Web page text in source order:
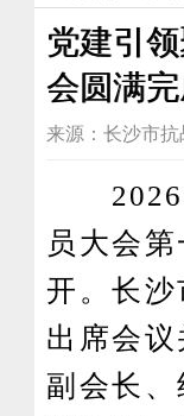
党建引
会圆满
来源：长沙市抗
2026年
员大会
开。长
出席会
副会长